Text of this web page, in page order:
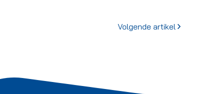
Volgende artikel